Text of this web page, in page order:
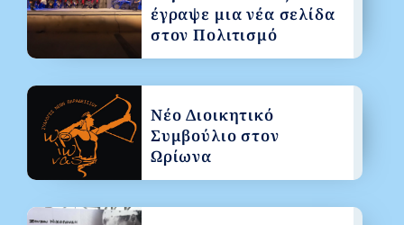
έγραψε μια νέα σελίδα
στον Πολιτισμό
Νέο Διοικητικό
Συμβούλιο στον
Ωρίωνα